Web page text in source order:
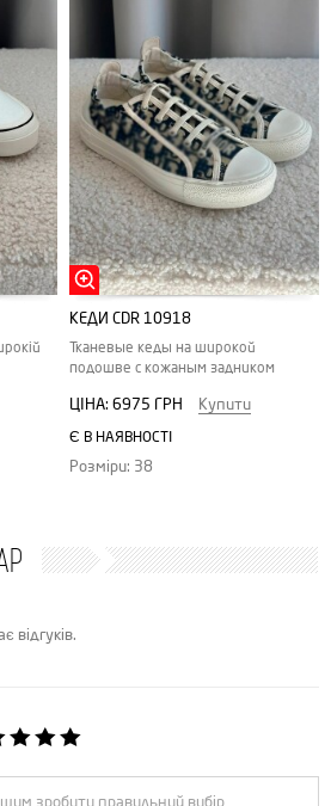
КЕДИ CDR 10918
Тканевые кеды на широкой
подошве с кожаным задником
ЦІНА: 6975 ГРН Купити
Є В НАЯВНОСТІ
Розміри: 38
відгуків.